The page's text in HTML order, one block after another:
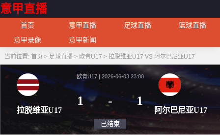
意甲直播
首页 意甲直播 足球直播
篮球直播
意甲录像
意甲新闻
当前位置: 首页 > 足球直播> 欧青U17 > 拉脱维亚U17 VS 阿尔巴尼亚U17
欧青U17 | 2026-06-03 23:00
1